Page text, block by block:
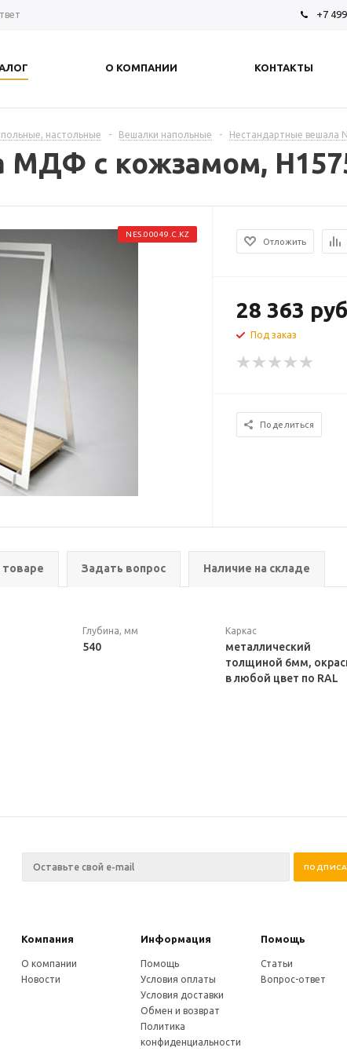
+7
О КОМПАНИИ КОНТАКТЫ
настольные - Вешалки напольные - Нестандартные вешала
с кожзамом,
NES.00049.C.KZ
Отложить
28 363
Под заказ
Поделиться
Задать вопрос Наличие на складе
Глубина, мм
540
Каркас
металлический
толщиной 6мм,
в любой цвет по RAL
Компания Информация Помощь
О компании
Новости
Помощь
Условия оплаты
Условия доставки
Обмен и возврат
Политика
конфиденциальности
Статьи
Вопрос-ответ